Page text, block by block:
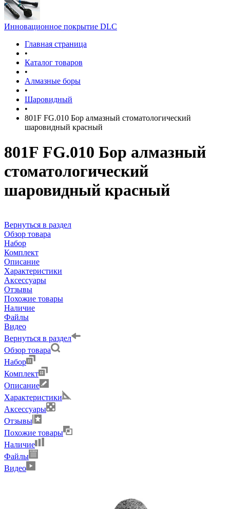
Инновационное покрытие DLC
Главная страница
•
Каталог товаров
•
Алмазные боры
•
Шаровидный
•
801F FG.010 Бор алмазный стоматологический
шаровидный красный
801F FG.010 Бор алмазный
стоматологический
шаровидный красный
Вернуться в раздел
Обзор товара
Набор
Комплект
Описание
Характеристики
Аксессуары
Отзывы
Похожие товары
Наличие
Файлы
Видео
Вернуться в раздел
Обзор товара
Набор
Комплект
Описание
Характеристики
Аксессуары
Отзывы
Похожие товары
Наличие
Файлы
Видео